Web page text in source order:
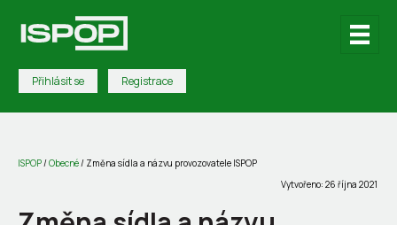
Přihlásit se Registrace
ISPOP/Obecné/ Změna sídla a názvu provozovatele ISPOP
Vytvořeno: 26 října 2021